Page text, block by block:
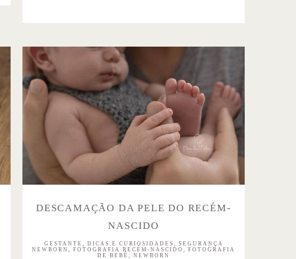
DESCAMAÇÃO DA PELE DO RECÉM-
NASCIDO
GESTANTE, DICAS E CURIOSIDADES, SEGURANÇA
NEWBORN, FOTOGRAFIA RECÉM-NASCIDO, FOTOGRAFIA
DE BEBÊ, NEWBORN